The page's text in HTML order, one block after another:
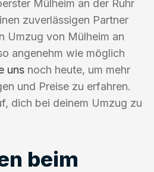
Mülheim an der Ruhr
zuverlässigen Partner
Umzug von Mülheim an
angenehm wie möglich
uns noch heute, um mehr
und Preise zu erfahren.
dich bei deinem Umzug zu
beim